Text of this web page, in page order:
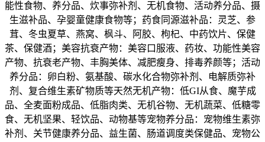
能性食物、养分品、炊事弥补剂、无机食物、活动养分品、摄
生滋补品、孕婴童健康食物等；药食同源滋补品：灵芝、参
茸、冬虫夏草、燕窝、枫斗、阿胶、枸杞、中药饮片、保健
茶、保健酒；美容抗衰产物：美容口服液、药妆、功能性美容
产物、抗衰老产物、丰胸美体、减肥瘦身、排毒养颜等；活动
养分品：卵白粉、氨基酸、碳水化合物弥补剂、电解质弥补
剂、复合维生素矿物质等天然无机产物：低GI从食、魔芋成
品、全麦面粉成品、低脂肉类、无机谷物、无机蔬菜、低糖零
食、无机坚果、轻饮品、动物基等宠物养分品：宠物维生素弥
补剂、关节健康养分品、益生菌、肠道调度类保健品、宠物公